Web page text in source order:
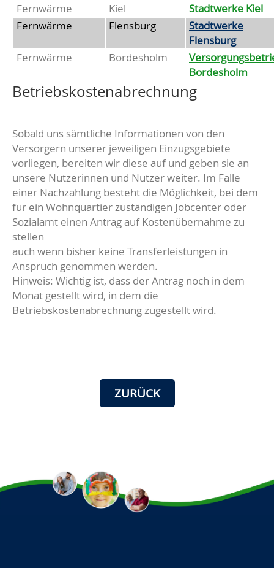
Fernwärme Kiel
Stadtwerke Kiel
Fernwärme
Flensburg
Stadtwerke
Flensburg
Fernwärme
Bordesholm
Bordesholm
Betriebskostenabrechnung
Sobald uns sämtliche Informationen von den
Versorgern unserer jeweiligen Einzugsgebiete
vorliegen, bereiten wir diese auf und geben sie an
unsere Nutzerinnen und Nutzer weiter. Im Falle
einer Nachzahlung besteht die Möglichkeit, bei dem
für ein Wohnquartier zuständigen Jobcenter oder
Sozialamt einen Antrag auf Kostenübernahme zu
stellen
auch wenn bisher keine Transferleistungen in
Anspruch genommen werden.
Hinweis: Wichtig ist, dass der Antrag noch in dem
Monat gestellt wird, in dem die
Betriebskostenabrechnung zugestellt wird.
ZURÜCK